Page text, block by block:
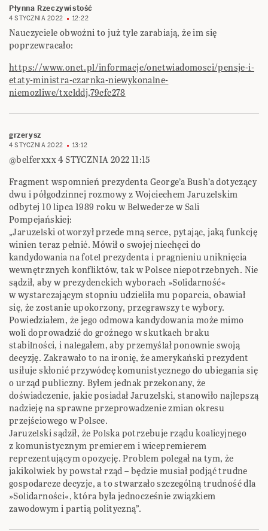
Płynna Rzeczywistość
4 STYCZNIA 2022 12:22
Nauczyciele obwoźni to już tyle zarabiają, że im się
poprzewracało:
https://www.onet.pl/informacje/onetwiadomosci/pensje-i-
etaty-ministra-czarnka-niewykonalne-
niemozliwe/txclddj,79cfc278
grzerysz
4 STYCZNIA 2022 13:12
@belferxxx 4 STYCZNIA 2022 11:15
Fragment wspomnień prezydenta George’a Bush’a dotyczący
dwu i półgodzinnej rozmowy z Wojciechem Jaruzelskim
odbytej 10 lipca 1989 roku w Belwederze w Sali
Pompejańskiej:
„Jaruzelski otworzył przede mną serce, pytając, jaką funkcję
winien teraz pełnić. Mówił o swojej niechęci do
kandydowania na fotel prezydenta i pragnieniu uniknięcia
wewnętrznych konfliktów, tak w Polsce niepotrzebnych. Nie
sądził, aby w prezydenckich wyborach »Solidarność«
w wystarczającym stopniu udzieliła mu poparcia, obawiał
się, że zostanie upokorzony, przegrawszy te wybory.
Powiedziałem, że jego odmowa kandydowania może mimo
woli doprowadzić do groźnego w skutkach braku
stabilności, i nalegałem, aby przemyślał ponownie swoją
decyzję. Zakrawało to na ironię, że amerykański prezydent
usiłuje skłonić przywódcę komunistycznego do ubiegania się
o urząd publiczny. Byłem jednak przekonany, że
doświadczenie, jakie posiadał Jaruzelski, stanowiło najlepszą
nadzieję na sprawne przeprowadzenie zmian okresu
przejściowego w Polsce.
Jaruzelski sądził, że Polska potrzebuje rządu koalicyjnego
z komunistycznym premierem i wicepremierem
reprezentującym opozycję. Problem polegał na tym, że
jakikolwiek by powstał rząd – będzie musiał podjąć trudne
gospodarcze decyzje, a to stwarzało szczególną trudność dla
»Solidarności«, która była jednocześnie związkiem
zawodowym i partią polityczną”.